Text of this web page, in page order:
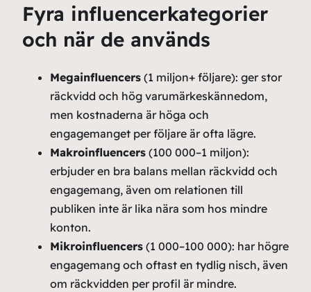
Fyra influencerkategorier
och när de används
Megainfluencers (1 miljon+ följare): ger stor
räckvidd och hög varumärkeskännedom,
men kostnaderna är höga och
engagemanget per följare är ofta lägre.
Makroinfluencers (100 000–1 miljon):
erbjuder en bra balans mellan räckvidd och
engagemang, även om relationen till
publiken inte är lika nära som hos mindre
konton.
Mikroinfluencers (1 000–100 000): har högre
engagemang och oftast en tydlig nisch, även
om räckvidden per profil är mindre.